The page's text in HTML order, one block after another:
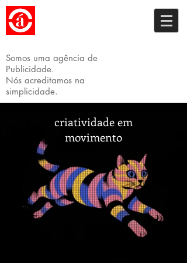
Somos uma agência de
Publicidade.
Nós acreditamos na
simplicidade.
criatividade em
movimento